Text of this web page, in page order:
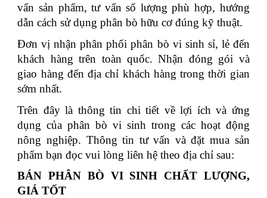
vấn sản phẩm, tư vấn số lượng phù hợp, hướng
dẫn cách sử dụng phân bò hữu cơ đúng kỹ thuật.
Đơn vị nhận phân phối phân bò vi sinh sỉ, lẻ đến
khách hàng trên toàn quốc. Nhận đóng gói và
giao hàng đến địa chỉ khách hàng trong thời gian
sớm nhất.
Trên đây là thông tin chi tiết về lợi ích và ứng
dụng của phân bò vi sinh trong các hoạt động
nông nghiệp. Thông tin tư vấn và đặt mua sản
phẩm bạn đọc vui lòng liên hệ theo địa chỉ sau:
BÁN PHÂN BÒ VI SINH CHẤT LƯỢNG,
GIÁ TỐT